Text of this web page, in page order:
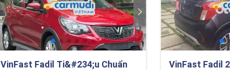
VinFast Fadil Ti&#234;u Chuẩn
VinFast Fadil